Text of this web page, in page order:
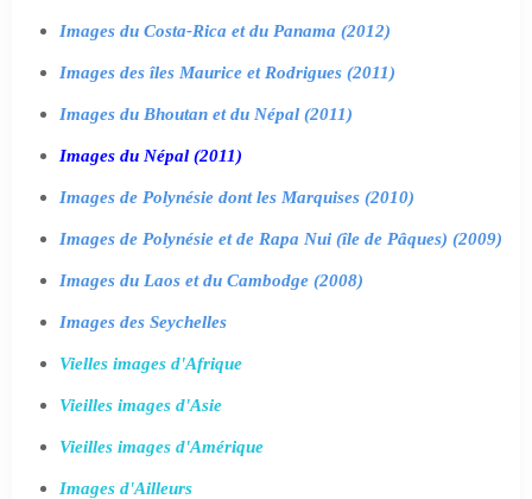
Images du Costa-Rica et du Panama (2012)
Images des îles Maurice et Rodrigues (2011)
Images du Bhoutan et du Népal (2011)
Images du Népal (2011)
Images de Polynésie dont les Marquises (2010)
Images de Polynésie et de Rapa Nui (île de Pâques) (2009)
Images du Laos et du Cambodge (2008)
Images des Seychelles
Vielles images d'Afrique
Vieilles images d'Asie
Vieilles images d'Amérique
Images d'Ailleurs